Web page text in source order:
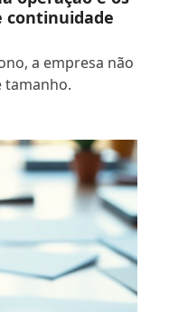
continuidade
a empresa não
tamanho.